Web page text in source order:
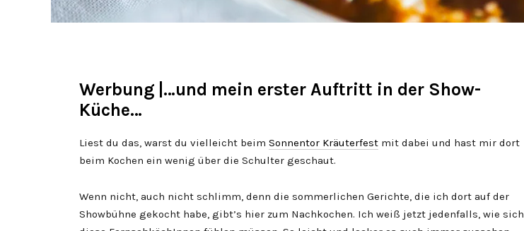
Werbung |…und mein erster Auftritt in der Show-
Küche…
Liest du das, warst du vielleicht beim Sonnentor Kräuterfest mit dabei und hast mir dort
beim Kochen ein wenig über die Schulter geschaut.
Wenn nicht, auch nicht schlimm, denn die sommerlichen Gerichte, die ich dort auf der
Showbühne gekocht habe, gibt’s hier zum Nachkochen. Ich weiß jetzt jedenfalls, wie sich